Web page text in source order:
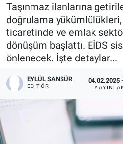
Taşınmaz ilanlarına
doğrulama
ticaretinde ve emlak
dönüşüm başlattı. EİDS
önlenecek. İşte detaylar...
EYLÜL SANSÜR
EDITÖR
04.02.2025